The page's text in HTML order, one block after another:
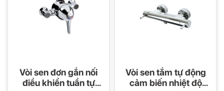
Vòi sen đơn gắn nối
điều khiển tuần tự
Vòi sen tắm tự động
cảm biến nhiệt độ